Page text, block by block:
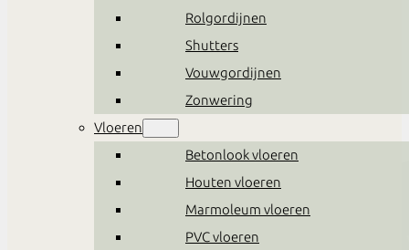
Rolgordijnen
Shutters
Vouwgordijnen
Zonwering
Vloeren
Betonlook vloeren
Houten vloeren
Marmoleum vloeren
PVC vloeren
Boxsprings